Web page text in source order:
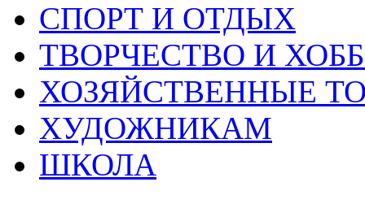
СПОРТ И ОТДЫХ
ТВОРЧЕСТВО И
ХОЗЯЙСТВЕННЫЕ
ХУДОЖНИКАМ
ШКОЛА